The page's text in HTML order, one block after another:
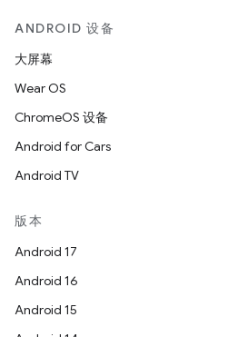
ANDROID 设备
大屏幕
Wear OS
ChromeOS 设备
Android for Cars
Android TV
版本
Android 17
Android 16
Android 15